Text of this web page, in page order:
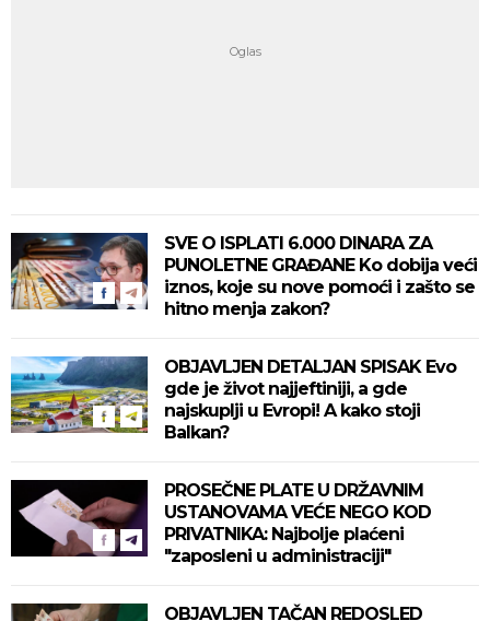
SVE O ISPLATI 6.000 DINARA ZA
PUNOLETNE GRAĐANE Ko dobija veći
iznos, koje su nove pomoći i zašto se
hitno menja zakon?
OBJAVLJEN DETALJAN SPISAK Evo
gde je život najjeftiniji, a gde
najskuplji u Evropi! A kako stoji
Balkan?
PROSEČNE PLATE U DRŽAVNIM
USTANOVAMA VEĆE NEGO KOD
PRIVATNIKA: Najbolje plaćeni
"zaposleni u administraciji"
OBJAVLJEN TAČAN REDOSLED